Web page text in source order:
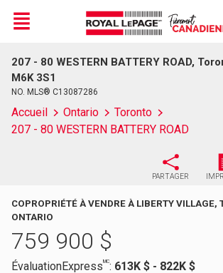
Live
En Direct
Menu
207 - 80 WESTERN BATTERY ROAD,
M6K 3S1
NO. MLS® C13087286
Accueil Ontario
Toronto
207 - 80 WESTERN BATTERY ROAD
PARTAGER
COPROPRIÉTÉ À VENDRE À LIBERTY VILLAGE,
ONTARIO
759 900 $
ÉvaluationExpressMC: 613K $ - 822K $